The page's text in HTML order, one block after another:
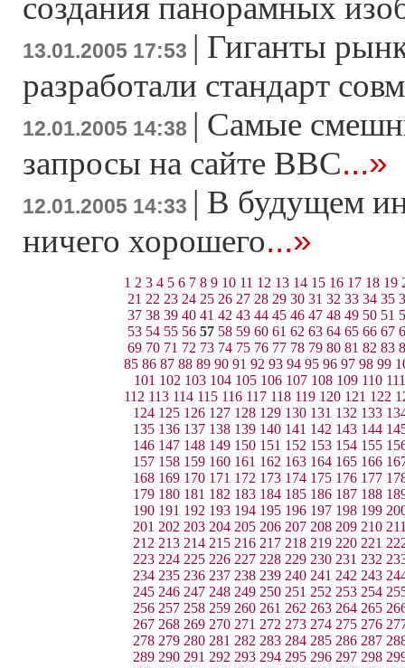
создания панорамных
13.01.2005 17:53 | Гиганты
разработали стандарт
12.01.2005 14:38 | Самые
запросы на сайте ВВС...»
12.01.2005 14:33 | В будущем
ничего хорошего...»
1 2 3 4 5 6 7 8 9 10 11 12 13 14 15 16 17 18 19
21 22 23 24 25 26 27 28 29 30 31 32 33 34 35
37 38 39 40 41 42 43 44 45 46 47 48 49 50 51
53 54 55 56 57 58 59 60 61 62 63 64 65 66 67
69 70 71 72 73 74 75 76 77 78 79 80 81 82 83
85 86 87 88 89 90 91 92 93 94 95 96 97 98 99
101 102 103 104 105 106 107 108 109 110 111
112 113 114 115 116 117 118 119 120 121 122
124 125 126 127 128 129 130 131 132 133
135 136 137 138 139 140 141 142 143 144
146 147 148 149 150 151 152 153 154 155
157 158 159 160 161 162 163 164 165 166
168 169 170 171 172 173 174 175 176 177
179 180 181 182 183 184 185 186 187 188
190 191 192 193 194 195 196 197 198 199
201 202 203 204 205 206 207 208 209 210
212 213 214 215 216 217 218 219 220 221
223 224 225 226 227 228 229 230 231 232
234 235 236 237 238 239 240 241 242 243
245 246 247 248 249 250 251 252 253 254
256 257 258 259 260 261 262 263 264 265
267 268 269 270 271 272 273 274 275 276
278 279 280 281 282 283 284 285 286 287
289 290 291 292 293 294 295 296 297 298